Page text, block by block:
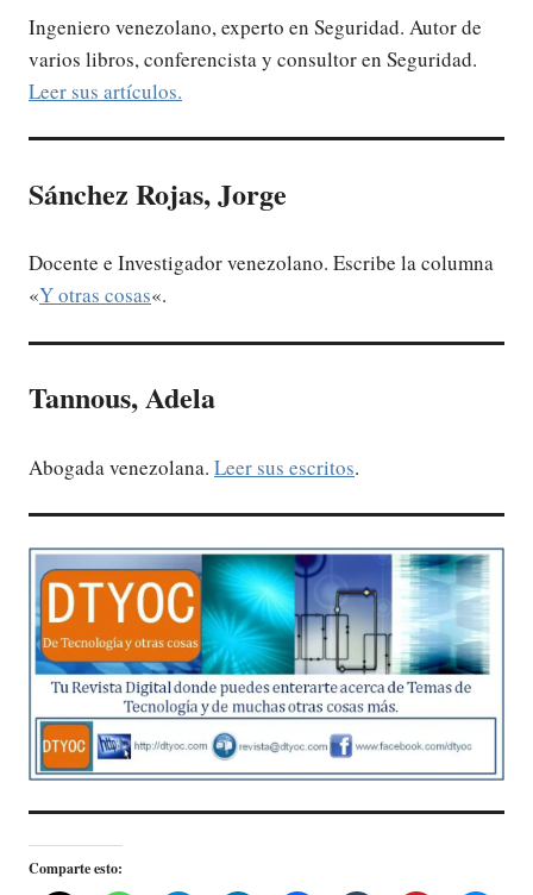
Ingeniero venezolano, experto en Seguridad. Autor de
varios libros, conferencista y consultor en Seguridad.
Leer sus artículos.
Sánchez Rojas, Jorge
Docente e Investigador venezolano. Escribe la columna
«Y otras cosas«.
Tannous, Adela
Abogada venezolana. Leer sus escritos.
Comparte esto: